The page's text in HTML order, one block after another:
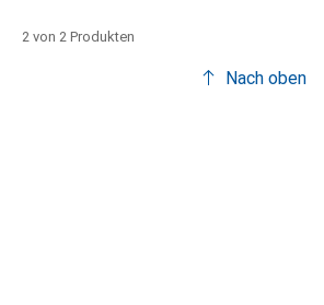
2 von 2 Produkten
Nach oben